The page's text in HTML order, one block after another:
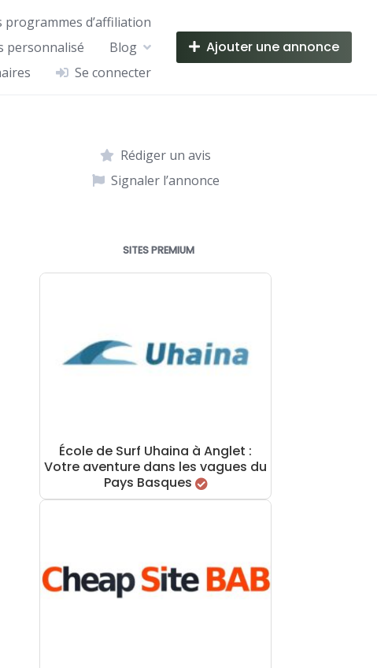
programmes d’affiliation
personnalisé
Blog
Se connecter
Ajouter une annonce
Rédiger un avis
Signaler l’annonce
SITES PREMIUM
École de Surf Uhaina à Anglet :
Votre aventure dans les vagues du
Pays Basques